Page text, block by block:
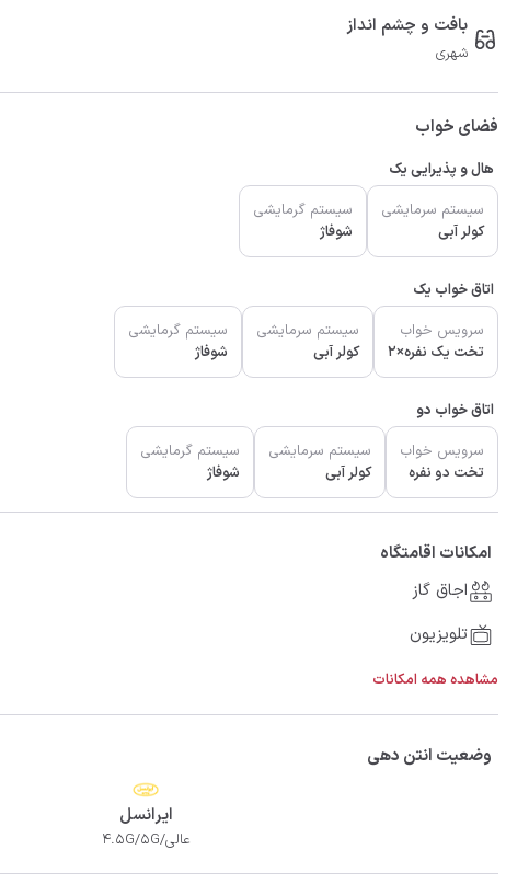
بافت و چشم انداز
شهری
فضای خواب
هال و پذیرایی یک
سیستم سرمایشی
کولر آبی
سیستم گرمایشی
شوفاژ
اتاق خواب یک
سرویس خواب
تخت یک نفره×2
سیستم سرمایشی
کولر آبی
سیستم گرمایشی
شوفاژ
اتاق خواب دو
سرویس خواب
تخت دو نفره
سیستم سرمایشی
کولر آبی
سیستم گرمایشی
شوفاژ
امکانات اقامتگاه
اجاق گاز
تلویزیون
مشاهده همه امکانات
وضعیت انتن دهی
ایرانسل
عالی/4.5G/5G